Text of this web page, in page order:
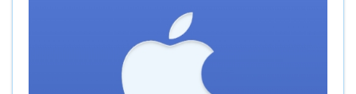
«ВНЕШПРОМБАНК»